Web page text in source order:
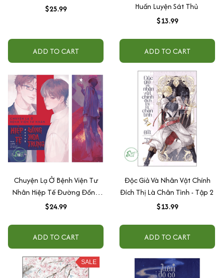
$25.99
ADD TO CART
Huấn Luyện Sát Thủ
$13.99
ADD TO CART
Chuyện Lạ Ở Bệnh Viện Tư
Nhân Hiệp Tế Đường Đồng
Hoa Trung
$24.99
ADD TO CART
Độc Giả Và Nhân Vật Chính
Đích Thị Là Chân Tình - Tập 2
$13.99
ADD TO CART
SALE